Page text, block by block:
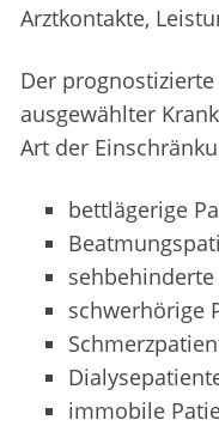
Arztkontakte,
Der
ausgewählter
Art der
bettlägerige
sehbehinderte
schwerhörige
immobile